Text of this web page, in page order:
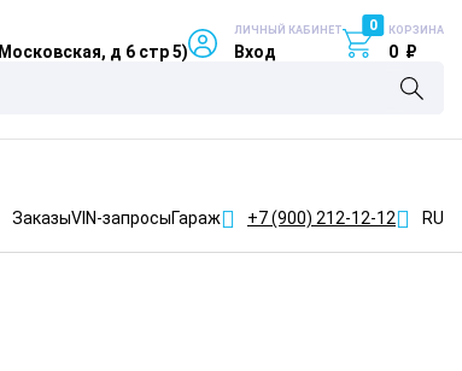
д 6 стр 5)
ЛИЧНЫЙ КАБИНЕТ
Вход
0 КОРЗИНА
0 ₽
ЗаказыVIN-запросыГараж +7 (900) 212-12-12 RU